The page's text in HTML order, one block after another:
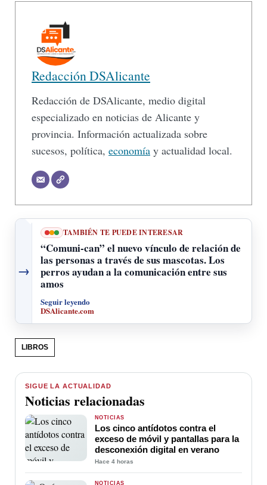
Redacción DSAlicante
Redacción de DSAlicante, medio digital
especializado en noticias de Alicante y
provincia. Información actualizada sobre
sucesos, política, economía y actualidad local.
→
TAMBIÉN TE PUEDE INTERESAR
“Comuni-can” el nuevo vínculo de relación de
las personas a través de sus mascotas. Los
perros ayudan a la comunicación entre sus
amos
Seguir leyendo
DSAlicante.com
LIBROS
SIGUE LA ACTUALIDAD
Noticias relacionadas
NOTICIAS
Los cinco antídotos contra el
exceso de móvil y pantallas para la
desconexión digital en verano
Hace 4 horas
NOTICIAS